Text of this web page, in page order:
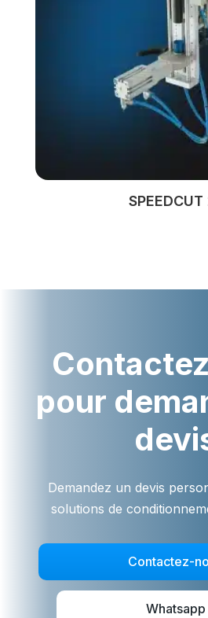
SPEEDCUT
pour
Demandez un devis
solutions de
Contactez-
Whatsapp